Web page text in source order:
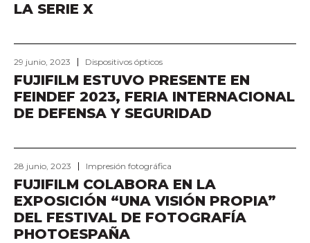
LA SERIE X
29 junio, 2023 Dispositivos ópticos
FUJIFILM ESTUVO PRESENTE EN
FEINDEF 2023, FERIA INTERNACIONAL
DE DEFENSA Y SEGURIDAD
28 junio, 2023 Impresión fotográfica
FUJIFILM COLABORA EN LA
EXPOSICIÓN “UNA VISIÓN PROPIA”
DEL FESTIVAL DE FOTOGRAFÍA
PHOTOESPAÑA